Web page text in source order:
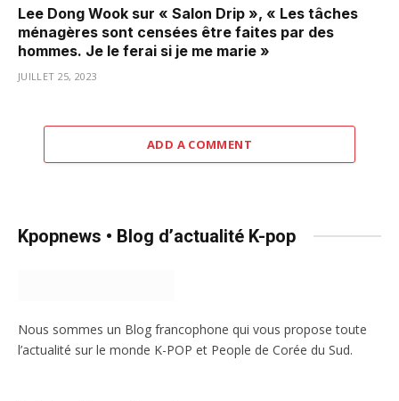
Lee Dong Wook sur « Salon Drip », « Les tâches
ménagères sont censées être faites par des
hommes. Je le ferai si je me marie »
JUILLET 25, 2023
ADD A COMMENT
Kpopnews • Blog d’actualité K-pop
Nous sommes un Blog francophone qui vous propose toute
l’actualité sur le monde K-POP et People de Corée du Sud.